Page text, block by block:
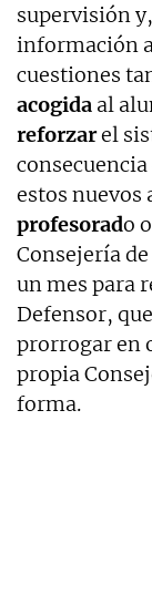
supervisión
información
cuestiones
acogida al
reforzarel
estos nuevos
profesorado
Consejería
un mes para
Defensor,
prorrogar en
propia
forma.